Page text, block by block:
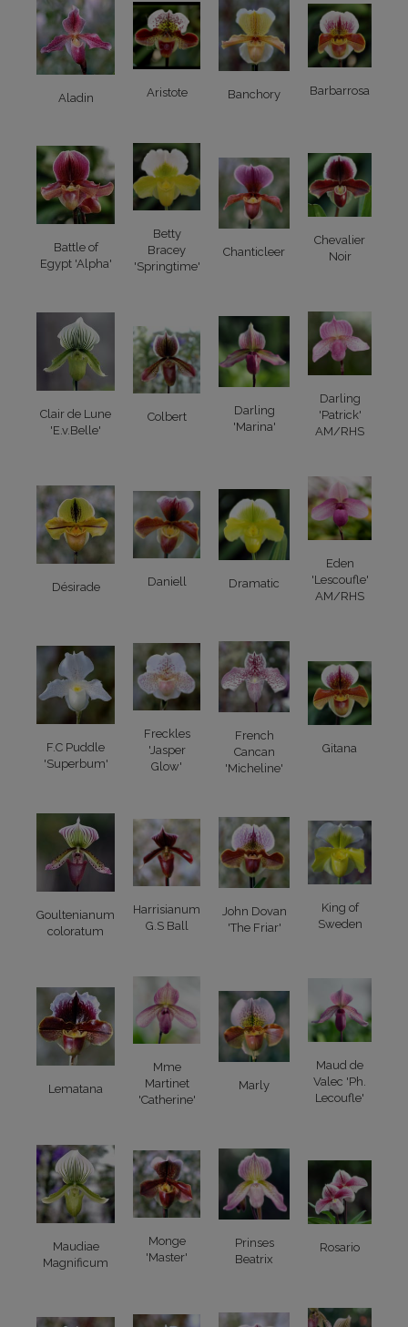
Aladin Aristote Banchory Barbarrosa
Battle of
Egypt 'Alpha'
Betty
Bracey
'Springtime'
Chanticleer
Chevalier
Noir
Clair de Lune
'E.v.Belle'
Colbert
Darling
'Marina'
Darling
'Patrick'
AM/RHS
Désirade Daniell Dramatic
Eden
'Lescoufle'
AM/RHS
F.C Puddle
'Superbum'
Freckles
'Jasper
Glow'
French
Cancan
'Micheline'
Gitana
Goultenianum
coloratum
Harrisianum
G.S Ball
John Dovan
'The Friar'
King of
Sweden
Lematana
Mme
Martinet
'Catherine'
Marly
Maud de
Valec 'Ph.
Lecoufle'
Maudiae
Magnificum
Monge
'Master'
Prinses
Beatrix
Rosario